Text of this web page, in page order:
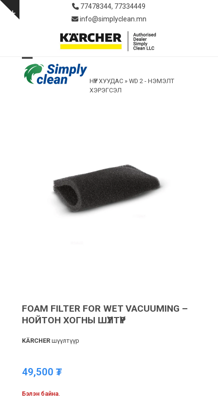
Skip
Show
77478344, 77334449
info@simplyclean.mn
Open
mobile
Close
mobile
НҮҮР ХУУДАС» WD 2 - НЭМЭЛТ
ХЭРЭГСЭЛ
FOAM FILTER FOR WET VACUUMING –
НОЙТОН ХОГНЫ ШҮҮЛТҮҮР
KÄRCHERшүүлтүүр
49,500 ₮
Бэлэн байна.